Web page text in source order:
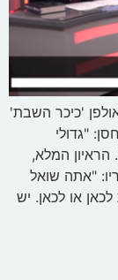
'כיכר השבת'
"גדולי
הראיון המלא,
"אתה שואל
או לכאן. יש